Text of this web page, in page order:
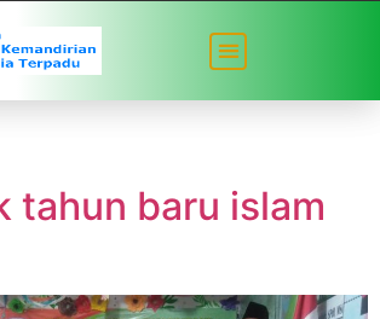
baru
tahun baru islam